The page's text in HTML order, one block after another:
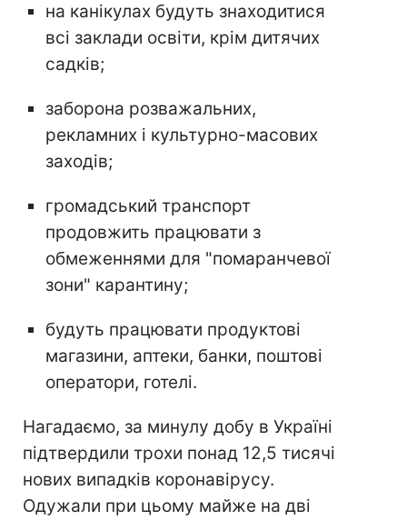
на канікулах будуть знаходитися
всі заклади освіти, крім дитячих
садків;
заборона розважальних,
рекламних і культурно-масових
заходів;
громадський транспорт
продовжить працювати з
обмеженнями для "помаранчевої
зони" карантину;
будуть працювати продуктові
магазини, аптеки, банки, поштові
оператори, готелі.
Нагадаємо, за минулу добу в Україні
підтвердили трохи понад 12,5 тисячі
нових випадків коронавірусу.
Одужали при цьому майже на дві